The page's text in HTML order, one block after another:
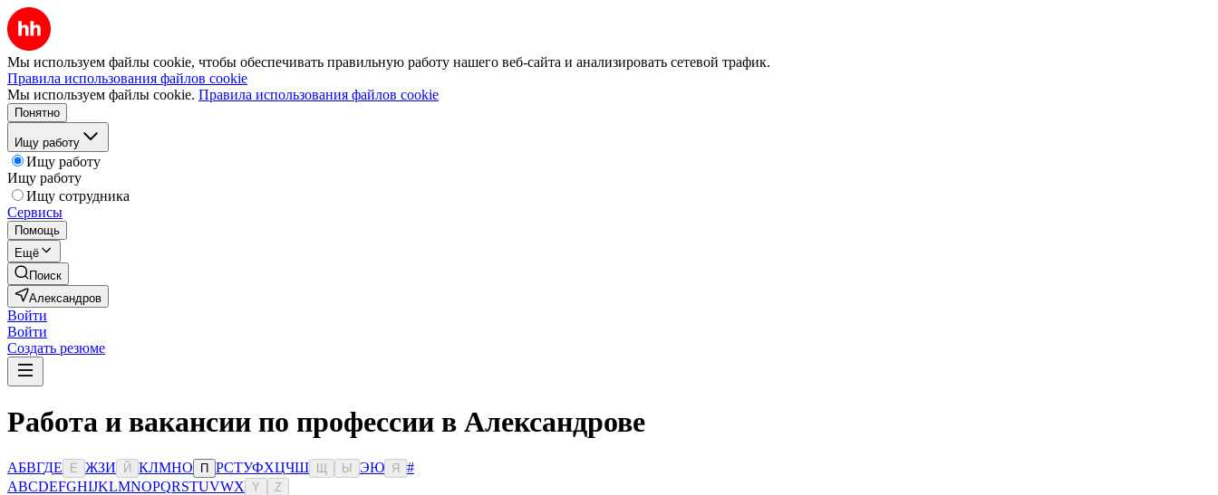
Мы используем файлы cookie, чтобы обеспечивать правильную работу нашего веб-сайта и анализировать сетевой трафик.
Правила использования файлов cookie
Мы используем файлы cookie. Правила использования файлов cookie
Понятно
Ищу работу
Ищу работу
Ищу работу
Ищу сотрудника
Сервисы
Помощь
Ещё
Поиск
Александров
Войти
Войти
Создать резюме
Работа и вакансии по профессии в Александрове
АБВГДЕ Ё ЖЗИ Й КЛМНО П РСТУФХЦЧШ Ы ЭЮ Я
#
ABCDEFGHIJKLMNOPQRSTUVWX Y Z